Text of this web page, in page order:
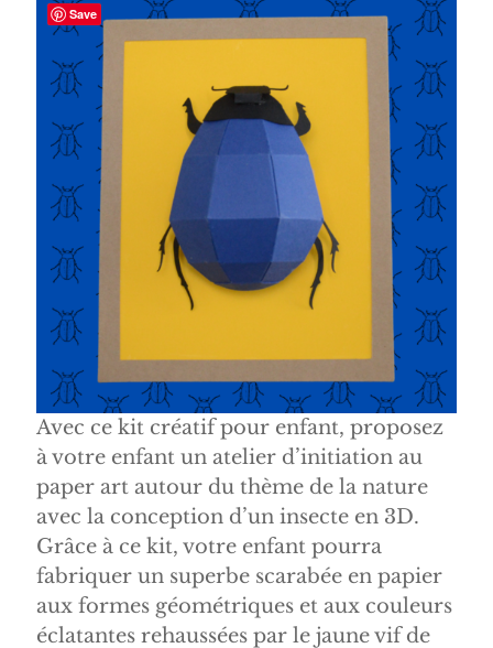
Avec ce kit créatif pour enfant, proposez
à votre enfant un atelier d’initiation au
paper art autour du thème de la nature
avec la conception d’un insecte en 3D.
Grâce à ce kit, votre enfant pourra
fabriquer un superbe scarabée en papier
aux formes géométriques et aux couleurs
éclatantes rehaussées par le jaune vif de
Save